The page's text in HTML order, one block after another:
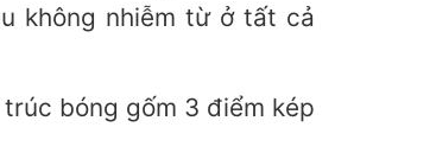
không nhiễm từ ở tất cả
bóng gốm 3 điểm kép